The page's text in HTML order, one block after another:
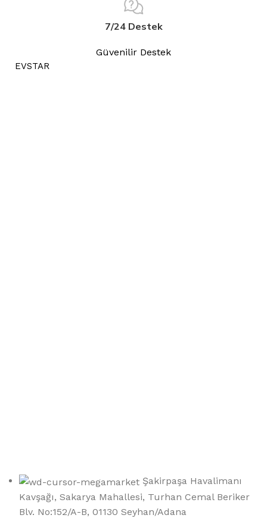
7/24 Destek
Güvenilir Destek
EVSTAR
Şakirpaşa Havalimanı
Kavşağı, Sakarya Mahallesi, Turhan Cemal Beriker
Blv. No:152/A-B, 01130 Seyhan/Adana